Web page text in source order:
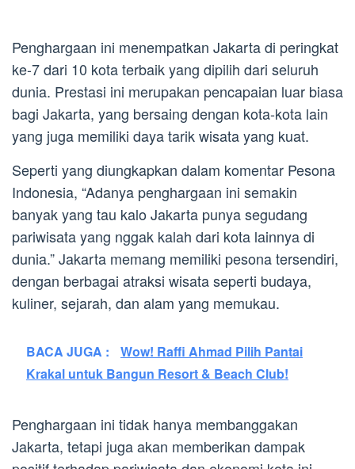
Penghargaan ini menempatkan Jakarta di peringkat
ke-7 dari 10 kota terbaik yang dipilih dari seluruh
dunia. Prestasi ini merupakan pencapaian luar biasa
bagi Jakarta, yang bersaing dengan kota-kota lain
yang juga memiliki daya tarik wisata yang kuat.
Seperti yang diungkapkan dalam komentar Pesona
Indonesia, “Adanya penghargaan ini semakin
banyak yang tau kalo Jakarta punya segudang
pariwisata yang nggak kalah dari kota lainnya di
dunia.” Jakarta memang memiliki pesona tersendiri,
dengan berbagai atraksi wisata seperti budaya,
kuliner, sejarah, dan alam yang memukau.
BACA JUGA :
Wow! Raffi Ahmad Pilih Pantai
Krakal untuk Bangun Resort & Beach Club!
Penghargaan ini tidak hanya membanggakan
Jakarta, tetapi juga akan memberikan dampak